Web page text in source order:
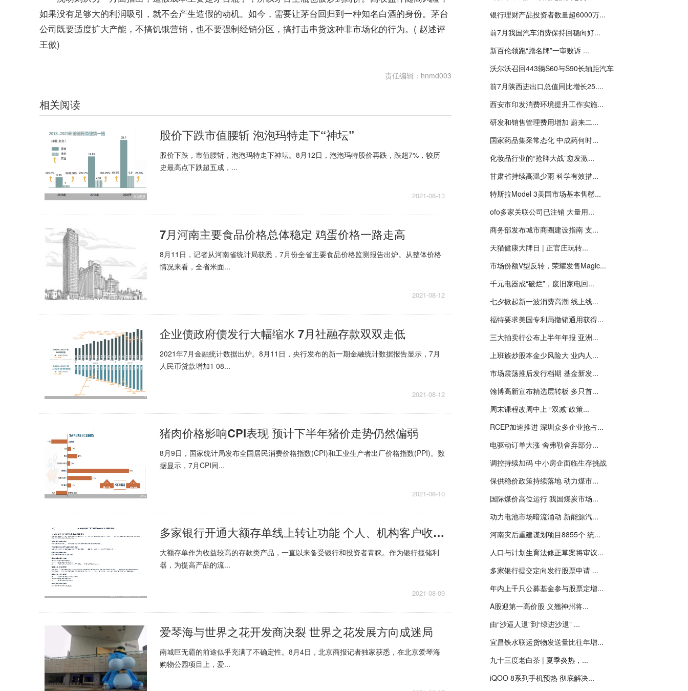
如果没有足够大的利润吸引，就不会产生造假的动机。如今，需要让茅台回归到一种知名白酒的身份。茅台
公司既要适度扩大产能，不搞饥饿营销，也不要强制经销分区，搞打击串货这种非市场化的行为。( 赵述评
王傲)
责任编辑：hnmd003
相关阅读
股价下跌市值腰斩 泡泡玛特走下“神坛”
股价下跌，市值腰斩，泡泡玛特走下神坛。8月12日，泡泡玛特股价再跌，跌超7%，较历
史最高点下跌超五成，...
2021-08-13
7月河南主要食品价格总体稳定 鸡蛋价格一路走高
8月11日，记者从河南省统计局获悉，7月份全省主要食品价格监测报告出炉。从整体价格
情况来看，全省米面...
2021-08-12
企业债政府债发行大幅缩水 7月社融存款双双走低
2021年7月金融统计数据出炉。8月11日，央行发布的新一期金融统计数据报告显示，7月
人民币贷款增加1 08...
2021-08-12
猪肉价格影响CPI表现 预计下半年猪价走势仍然偏弱
8月9日，国家统计局发布全国居民消费价格指数(CPI)和工业生产者出厂价格指数(PPI)。数
据显示，7月CPI同...
2021-08-10
多家银行开通大额存单线上转让功能 个人、机构客户收费标准现差异
大额存单作为收益较高的存款类产品，一直以来备受银行和投资者青睐。作为银行揽储利
器，为提高产品的流...
2021-08-09
爱琴海与世界之花开发商决裂 世界之花发展方向成迷局
南城巨无霸的前途似乎充满了不确定性。8月4日，北京商报记者独家获悉，在北京爱琴海
购物公园项目上，爱...
银行理财产品投资者数量超6000万...
前7月我国汽车消费保持回稳向好...
新百伦领跑“蹭名牌”一审败诉 ...
沃尔沃召回443辆S60与S90长轴距汽车
前7月陕西进出口总值同比增长25....
西安市印发消费环境提升工作实施...
研发和销售管理费用增加 蔚来二...
国家药品集采常态化 中成药何时...
化妆品行业的“抢牌大战”愈发激...
甘肃省持续高温少雨 科学有效措...
特斯拉Model 3美国市场基本售罄...
ofo多家关联公司已注销 大量用...
商务部发布城市商圈建设指南 支...
天猫健康大牌日 | 正官庄玩转...
市场份额V型反转，荣耀发售Magic...
千元电器成“破烂”，废旧家电回...
七夕掀起新一波消费高潮 线上线...
福特要求美国专利局撤销通用获得...
三大拍卖行公布上半年年报 亚洲...
上班族炒股本金少风险大 业内人...
市场震荡推后发行档期 基金新发...
翰博高新宣布精选层转板 多只首...
周末课程改周中上 “双减”政策...
RCEP加速推进 深圳众多企业抢占...
电驱动订单大涨 舍弗勒舍弃部分...
调控持续加码 中小房企面临生存挑战
保供稳价政策持续落地 动力煤市...
国际煤价高位运行 我国煤炭市场...
动力电池市场暗流涌动 新能源汽...
河南灾后重建谋划项目8855个 统...
人口与计划生育法修正草案将审议...
多家银行提交定向发行股票申请 ...
年内上千只公募基金参与股票定增...
A股迎第一高价股 义翘神州将...
由“沙逼人退”到“绿进沙退” ...
宜昌铁水联运货物发送量比往年增...
九十三度老白茶 | 夏季炎热，...
iQOO 8系列手机预热 彻底解决...